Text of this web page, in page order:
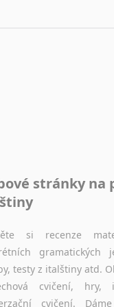
stránky na
si recenze
testy z italštiny atd.
cvičení, hry,
cvičení.